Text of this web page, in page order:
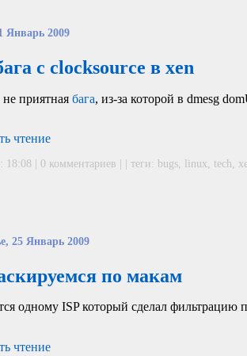
Январь 2009
с clocksource в xen
не приятнаябага, из-за которой в dmesg
чтение
18:08 | 0 комментариев | | теги: bugs, linux, tech,
25 Январь 2009
по макам
одномуISPкоторый сделал фильтрацию
чтение